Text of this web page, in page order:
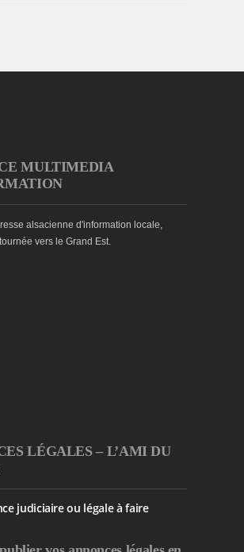
MULTIMEDIA
alsacienne d'information locale,
vers le Grand Est.
LÉGALES – L’AMI DU
judiciaire ou légale à faire